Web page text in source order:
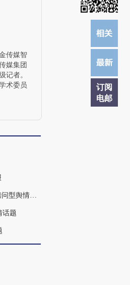
订阅
电邮
传媒智
媒集团
记者。
术委员
舆情委
理的讲
女演员“佩戴百万耳环”事件发酵：拷问型舆情为何频发
话题